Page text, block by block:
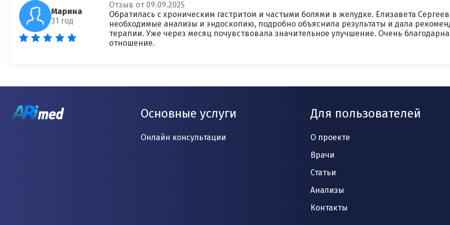
Марина
31 год
Отзыв от 09.09.2025
Обратилась с хроническим гастритом и частыми болями в желудке. Елизавета
необходимые анализы и эндоскопию, подробно объяснила результаты и дала
терапии. Уже через месяц почувствовала значительное улучшение. Очень
отношение.
Основные услуги
Онлайн консультации
Для пользователей
О проекте
Врачи
Статьи
Анализы
Контакты